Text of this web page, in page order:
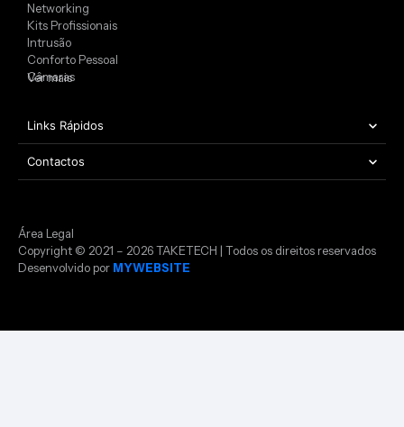
Networking
Kits Profissionais
Intrusão
Conforto Pessoal
Câmaras
Ver mais
Links Rápidos
Contactos
Copyright © 2021 – 2026 TAKETECH | Todos os direitos reservados
Desenvolvido por MYWEBSITE
Área Legal